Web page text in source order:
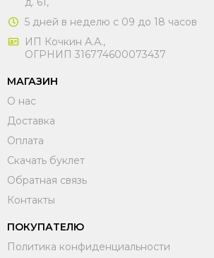
5 дней в неделю с 09 до 18 часов
ИП Кочкин А.А.,
ОГРНИП 316774600073437
МАГАЗИН
О нас
Доставка
Оплата
Скачать буклет
Обратная связь
Контакты
ПОКУПАТЕЛЮ
Политика конфиденциальности